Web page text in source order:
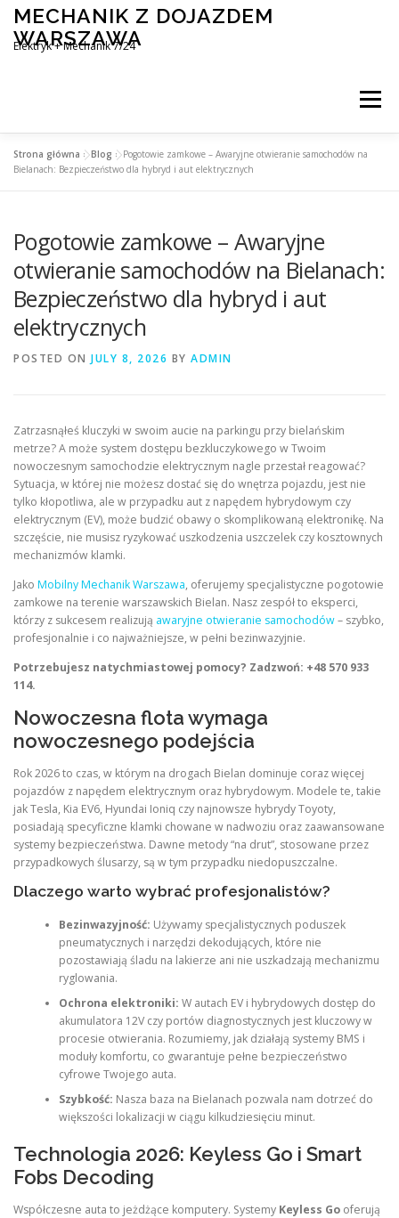
Skip
content
MECHANIK Z DOJAZDEM
WARSZAWA
Elektryk + Mechanik 7/24
Menu
MOBILNY MECHANIK WARSZAWA
ELEKTRYK SAMOCHODOWY BLOG KONTAKT
Strona główna »Blog »Pogotowie zamkowe – Awaryjne otwieranie samochodów na
Bielanach: Bezpieczeństwo dla hybryd i aut elektrycznych
Pogotowie zamkowe – Awaryjne
otwieranie samochodów na Bielanach:
Bezpieczeństwo dla hybryd i aut
elektrycznych
POSTED ON JULY 8, 2026 BY ADMIN
Zatrzasnąłeś kluczyki w swoim aucie na parkingu przy bielańskim
metrze? A może system dostępu bezkluczykowego w Twoim
nowoczesnym samochodzie elektrycznym nagle przestał reagować?
Sytuacja, w której nie możesz dostać się do wnętrza pojazdu, jest nie
tylko kłopotliwa, ale w przypadku aut z napędem hybrydowym czy
elektrycznym (EV), może budzić obawy o skomplikowaną elektronikę. Na
szczęście, nie musisz ryzykować uszkodzenia uszczelek czy kosztownych
mechanizmów klamki.
Jako Mobilny Mechanik Warszawa, oferujemy specjalistyczne pogotowie
zamkowe na terenie warszawskich Bielan. Nasz zespół to eksperci,
którzy z sukcesem realizują awaryjne otwieranie samochodów– szybko,
profesjonalnie i co najważniejsze, w pełni bezinwazyjnie.
Potrzebujesz natychmiastowej pomocy? Zadzwoń: +48 570 933
114.
Nowoczesna flota wymaga
nowoczesnego podejścia
Rok 2026 to czas, w którym na drogach Bielan dominuje coraz więcej
pojazdów z napędem elektrycznym oraz hybrydowym. Modele te, takie
jak Tesla, Kia EV6, Hyundai Ioniq czy najnowsze hybrydy Toyoty,
posiadają specyficzne klamki chowane w nadwoziu oraz zaawansowane
systemy bezpieczeństwa. Dawne metody “na drut”, stosowane przez
przypadkowych ślusarzy, są w tym przypadku niedopuszczalne.
Dlaczego warto wybrać profesjonalistów?
Bezinwazyjność: Używamy specjalistycznych poduszek
pneumatycznych i narzędzi dekodujących, które nie
pozostawiają śladu na lakierze ani nie uszkadzają mechanizmu
ryglowania.
Ochrona elektroniki: W autach EV i hybrydowych dostęp do
akumulatora 12V czy portów diagnostycznych jest kluczowy w
procesie otwierania. Rozumiemy, jak działają systemy BMS i
moduły komfortu, co gwarantuje pełne bezpieczeństwo
cyfrowe Twojego auta.
Szybkość: Nasza baza na Bielanach pozwala nam dotrzeć do
większości lokalizacji w ciągu kilkudziesięciu minut.
Technologia 2026: Keyless Go i Smart
Fobs Decoding
Współczesne auta to jeżdżące komputery. Systemy Keyless Go oferują